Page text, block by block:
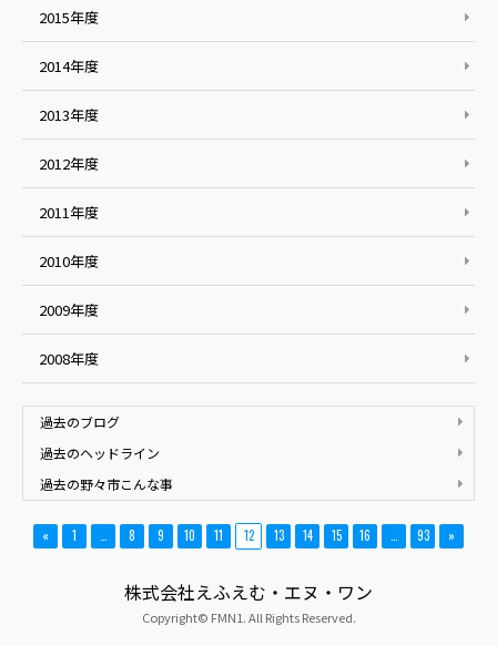
2015年度
2014年度
2013年度
2012年度
2011年度
2010年度
2009年度
2008年度
過去のブログ
過去のヘッドライン
過去の野々市こんな事
« 1 8 9 10 11 12 13 14 15 16 93 »
株式会社えふえむ・エヌ・ワン
Copyright© FMN1. All Rights Reserved.